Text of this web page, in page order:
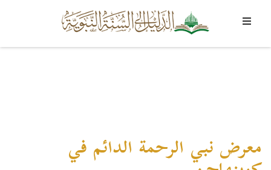
معرض نبي الرحمة الدائم في